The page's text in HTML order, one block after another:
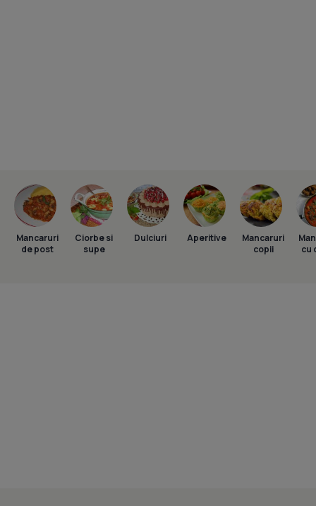
Mancaruri
de post
Ciorbe si
supe
Dulciuri Aperitive
Mancaruri
copii
cu